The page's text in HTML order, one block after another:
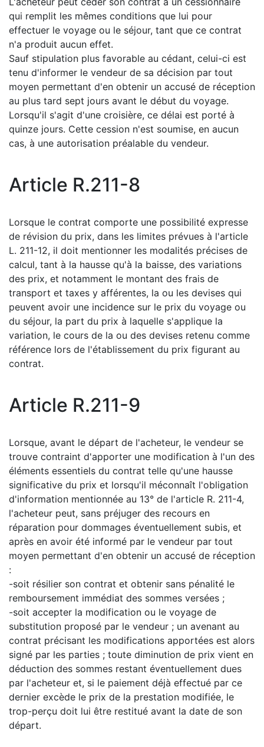
qui remplit les mêmes conditions que lui pour
effectuer le voyage ou le séjour, tant que ce contrat
n'a produit aucun effet.
Sauf stipulation plus favorable au cédant, celui-ci est
tenu d'informer le vendeur de sa décision par tout
moyen permettant d'en obtenir un accusé de réception
au plus tard sept jours avant le début du voyage.
Lorsqu'il s'agit d'une croisière, ce délai est porté à
quinze jours. Cette cession n'est soumise, en aucun
cas, à une autorisation préalable du vendeur.
Article R.211-8
Lorsque le contrat comporte une possibilité expresse
de révision du prix, dans les limites prévues à l'article
L. 211-12, il doit mentionner les modalités précises de
calcul, tant à la hausse qu'à la baisse, des variations
des prix, et notamment le montant des frais de
transport et taxes y afférentes, la ou les devises qui
peuvent avoir une incidence sur le prix du voyage ou
du séjour, la part du prix à laquelle s'applique la
variation, le cours de la ou des devises retenu comme
référence lors de l'établissement du prix figurant au
contrat.
Article R.211-9
Lorsque, avant le départ de l'acheteur, le vendeur se
trouve contraint d'apporter une modification à l'un des
éléments essentiels du contrat telle qu'une hausse
significative du prix et lorsqu'il méconnaît l'obligation
d'information mentionnée au 13° de l'article R. 211-4,
l'acheteur peut, sans préjuger des recours en
réparation pour dommages éventuellement subis, et
après en avoir été informé par le vendeur par tout
moyen permettant d'en obtenir un accusé de réception
:
-soit résilier son contrat et obtenir sans pénalité le
remboursement immédiat des sommes versées ;
-soit accepter la modification ou le voyage de
substitution proposé par le vendeur ; un avenant au
contrat précisant les modifications apportées est alors
signé par les parties ; toute diminution de prix vient en
déduction des sommes restant éventuellement dues
par l'acheteur et, si le paiement déjà effectué par ce
dernier excède le prix de la prestation modifiée, le
trop-perçu doit lui être restitué avant la date de son
départ.